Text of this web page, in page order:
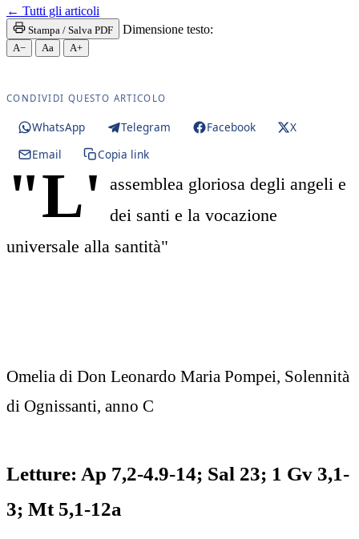
← Tutti gli articoli
Stampa / Salva PDF Dimensione testo:
A− Aa A+
CONDIVIDI QUESTO ARTICOLO
WhatsApp Telegram Facebook
X
Email
Copia link
"L'
assemblea gloriosa degli angeli e
dei santi e la vocazione
universale alla santità"
Omelia di Don Leonardo Maria Pompei, Solennità
di Ognissanti, anno C
Letture: Ap 7,2-4.9-14; Sal 23; 1 Gv 3,1-
3; Mt 5,1-12a